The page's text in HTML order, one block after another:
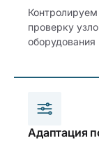
проверку
оборудования
Адаптация